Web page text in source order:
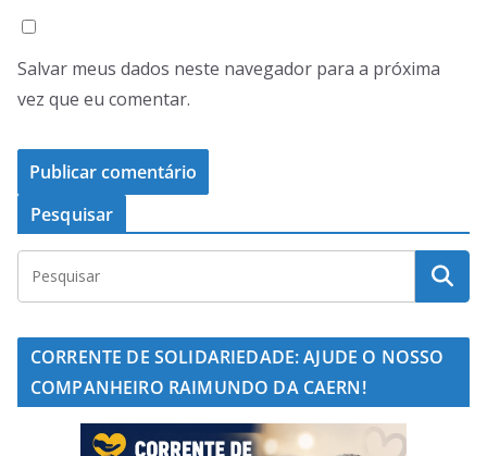
Salvar meus dados neste navegador para a próxima
vez que eu comentar.
Pesquisar
CORRENTE DE SOLIDARIEDADE: AJUDE O NOSSO
COMPANHEIRO RAIMUNDO DA CAERN!